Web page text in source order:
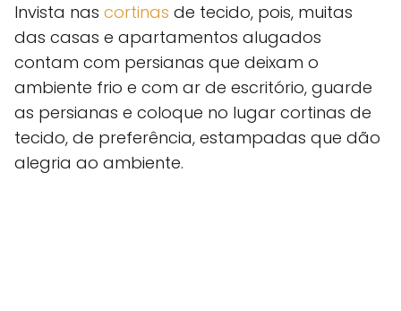
Invista nas cortinas de tecido, pois, muitas
das casas e apartamentos alugados
contam com persianas que deixam o
ambiente frio e com ar de escritório, guarde
as persianas e coloque no lugar cortinas de
tecido, de preferência, estampadas que dão
alegria ao ambiente.